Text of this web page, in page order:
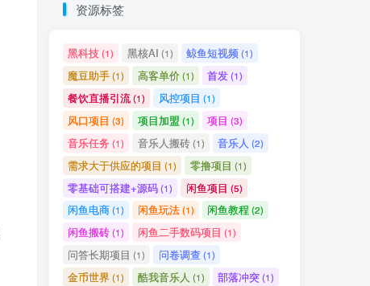
资源标签
黑科技(1) 黑核AI (1) 鲸鱼短视频(1)
魔豆助手(1) 高客单价(1) 首发(1)
餐饮直播引流(1) 风控项目 (1)
风口项目 (3) 项目加盟 (1) 项目 (3)
音乐任务(1) 音乐人搬砖(1) 音乐人 (2)
需求大于供应的项目 (1) 零撸项目 (1)
零基础可搭建+源码(1) 闲鱼项目 (5)
闲鱼电商(1) 闲鱼玩法(1) 闲鱼教程 (2)
闲鱼搬砖(1) 闲鱼二手数码项目 (1)
问答长期项目 (1) 问卷调查 (1)
金币世界(1) 酷我音乐人 (1) 部落冲突(1)